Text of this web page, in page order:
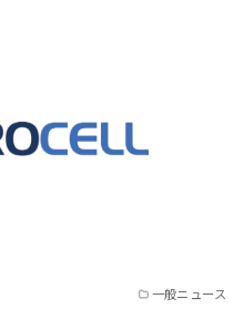
一般ニュース